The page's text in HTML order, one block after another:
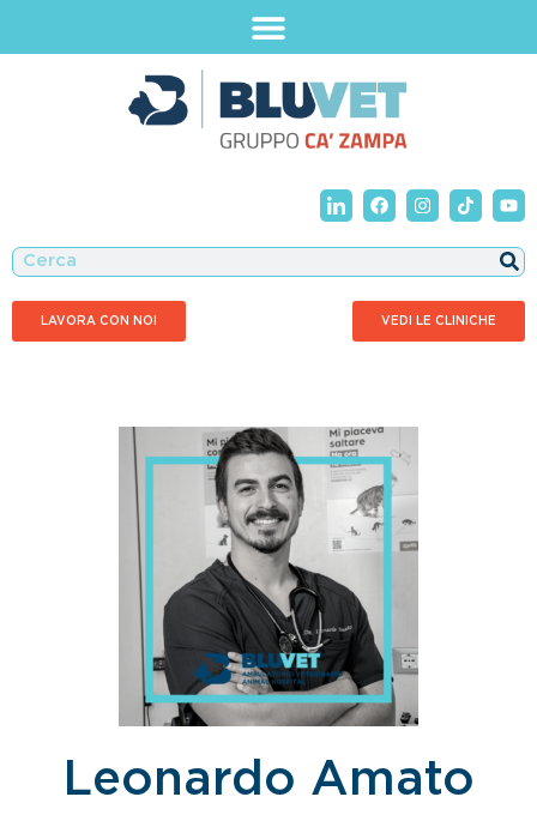
LAVORA CON NOI VEDI LE CLINICHE
Leonardo Amato